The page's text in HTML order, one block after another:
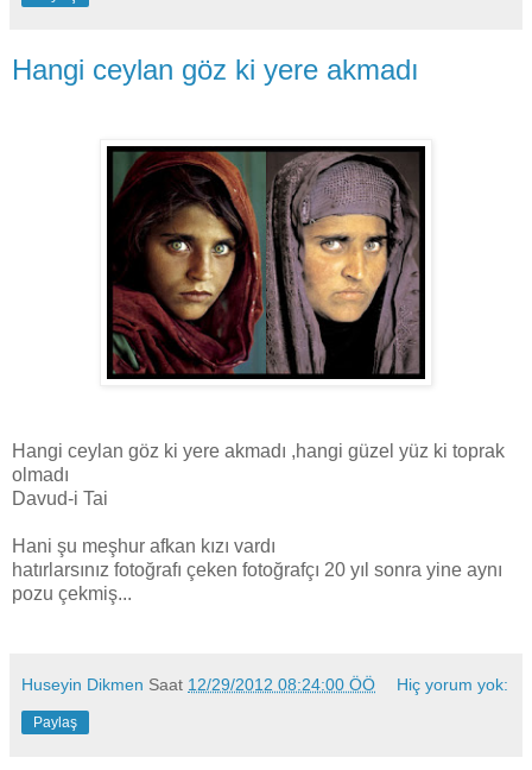
Hangi ceylan göz ki yere akmadı
Hangi ceylan göz ki yere akmadı ,hangi güzel yüz ki toprak
olmadı
Davud-i Tai
Hani şu meşhur afkan kızı vardı
hatırlarsınız fotoğrafı çeken fotoğrafçı 20 yıl sonra yine aynı
pozu çekmiş...
Huseyin Dikmen Saat 12/29/2012 08:24:00 ÖÖ Hiç yorum yok:
Paylaş